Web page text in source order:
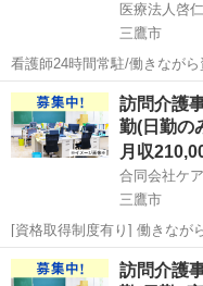
医療法人啓
三鷹市
看護師24時間常駐/働きながら
者研修・介護福祉士) 【施設名】 医療法人啓仁会 介護老人保健施設三
鷹ロイヤルの丘 【勤務地】 東京都 三鷹市 【アクセス】 仙川駅/つつ
じケ丘駅/柴...
東京 三鷹市 介護福
訪問介護
勤(日勤の
月収
合同会社ケ
三鷹市
[資格取得制度有り] 働きなが
務者研修・介護福祉士)/20代・30代が活
社ケアスペース月の光 ケアスペース月の光 【
東京 三鷹市 介護福
訪問介護